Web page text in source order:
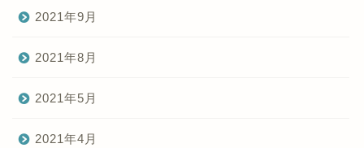
2021年9月
2021年8月
2021年5月
2021年4月